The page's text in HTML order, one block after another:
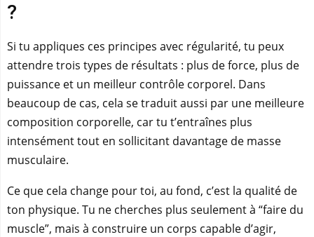
?
Si tu appliques ces principes avec régularité, tu peux
attendre trois types de résultats : plus de force, plus de
puissance et un meilleur contrôle corporel. Dans
beaucoup de cas, cela se traduit aussi par une meilleure
composition corporelle, car tu t’entraînes plus
intensément tout en sollicitant davantage de masse
musculaire.
Ce que cela change pour toi, au fond, c’est la qualité de
ton physique. Tu ne cherches plus seulement à “faire du
muscle”, mais à construire un corps capable d’agir,